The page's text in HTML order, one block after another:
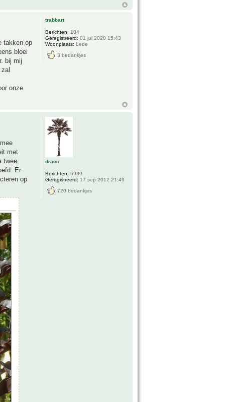
takken op
bloei
bij mij
onze
trabbart
Berichten: 104
Geregistreerd: 01 jul 2020 15:43
Woonplaats: Lede
3 bedankjes
met
twee
Er
op
draco
Berichten: 6939
Geregistreerd: 17 sep 2012 21:49
720 bedankjes